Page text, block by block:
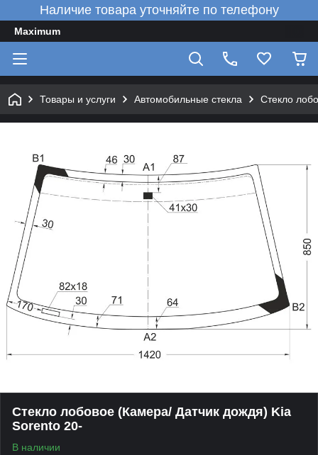
Наличие товара уточняйте по телефону
Maximum
Товары и услуги Автомобильные стекла Стекло
Стекло лобовое (Камера/ Датчик дождя) Kia
Sorento 20-
В наличии